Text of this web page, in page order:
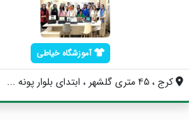
آموزشگاه خیاطی
کرج ، ۴۵ متری گلشهر ، ابتدای بلوار پونه ...